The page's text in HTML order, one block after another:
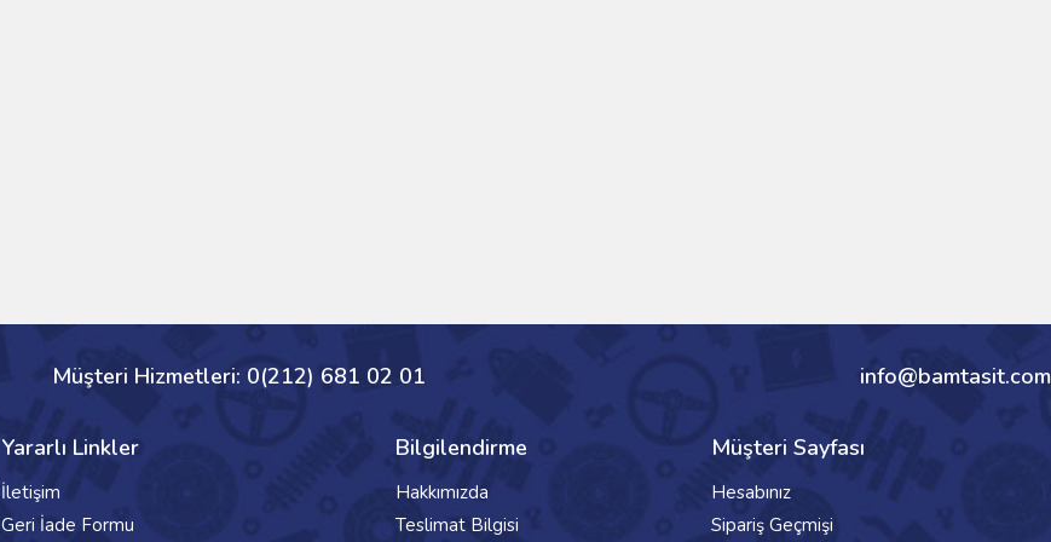
Müşteri Hizmetleri: 0(212) 681 02 01 info@bamtasit.com
Yararlı Linkler
İletişim
Geri İade Formu
Bilgilendirme
Hakkımızda
Teslimat Bilgisi
Müşteri Sayfası
Hesabınız
Sipariş Geçmişi